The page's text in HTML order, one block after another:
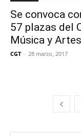
Se convoca
57 plazas del
Música y
CGT - 28 marzo, 2017